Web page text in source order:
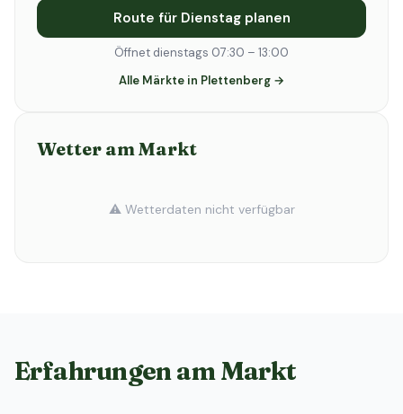
Route für Dienstag planen
Öffnet dienstags 07:30 – 13:00
Alle Märkte in Plettenberg →
Wetter am Markt
⚠️ Wetterdaten nicht verfügbar
Erfahrungen am Markt